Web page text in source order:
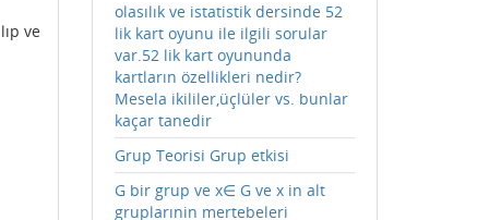
ve
olasılık ve istatistik dersinde 52
lik kart oyunu ile ilgili sorular
var.52 lik kart oyununda
kartların özellikleri nedir?
Mesela ikililer,üçlüler vs. bunlar
kaçar tanedir
Grup Teorisi Grup etkisi
G bir grup ve x∈ G ve x in alt
gruplarınin mertebeleri